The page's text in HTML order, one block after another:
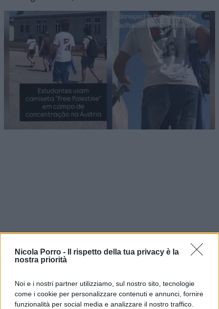
Nicola Porro -
Il rispetto della tua privacy è la
nostra priorità
Noi e i nostri partner utilizziamo, sul nostro sito, tecnologie
come i cookie per personalizzare contenuti e annunci, fornire
funzionalità per social media e analizzare il nostro traffico.
Polemica durante una visita scolastica al
memoriale diMauthausen, l’ex campo di